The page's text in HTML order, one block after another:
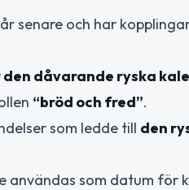
senare och har
den dåvarande ryska
“bröd och fred”.
som ledde till den
som datum för